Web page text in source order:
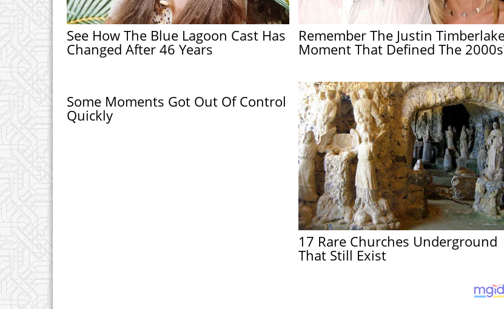
See How The Blue Lagoon Cast Has
Changed After 46 Years
Remember The Justin
Moment That Defined The
Some Moments Got Out Of Control
Quickly
17 Rare Churches Underground
That Still Exist